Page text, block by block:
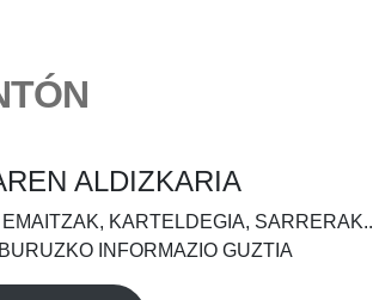
ALDIZKARIA
KARTELDEGIA, SARRERAK..
INFORMAZIO GUZTIA